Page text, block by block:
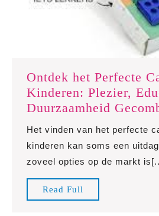
Ontdek het Perfecte
Kinderen: Plezier,
Duurzaamheid
Het vinden van het perfecte
kinderen kan soms een
zoveel opties op de markt
Read Full
Full